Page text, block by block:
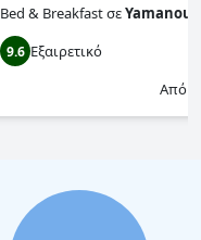
Bed & Breakfastσε
9.6 Εξαιρετικό
Από